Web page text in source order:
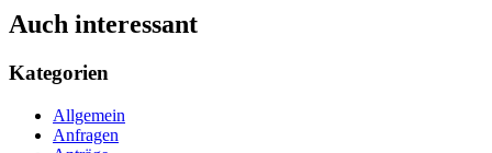
Auch interessant
Kategorien
Allgemein
Anfragen